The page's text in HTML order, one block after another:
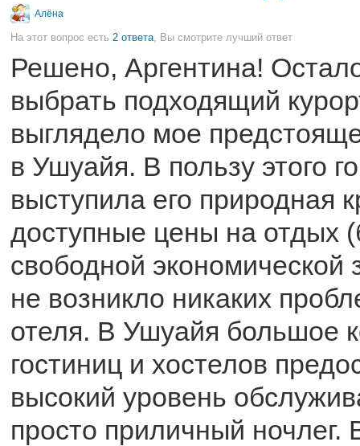
Алёна
На этот вопрос есть 2 ответа , Вы смотрите лучший ответ
Решено, Аргентина!
выбрать подходящий
выглядело мое
в Ушуайя. В пользу этого
выступила его природная
доступные цены на отдых
свободной экономической
не возникло никаких
отеля. В Ушуайя большое
гостиниц и хостелов
высокий уровень
просто приличный ночлег.